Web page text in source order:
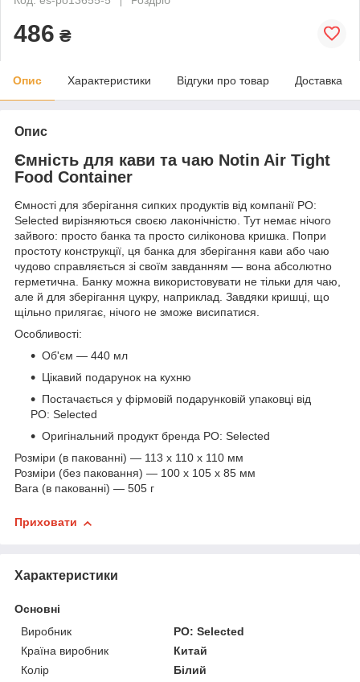
486 ₴
Опис Характеристики Відгуки про товар Доставка
Опис
Ємність для кави та чаю Notin Air Tight
Food Container
Ємності для зберігання сипких продуктів від компанії PO:
Selected вирізняються своєю лаконічністю. Тут немає нічого
зайвого: просто банка та просто силіконова кришка. Попри
простоту конструкції, ця банка для зберігання кави або чаю
чудово справляється зі своїм завданням — вона абсолютно
герметична. Банку можна використовувати не тільки для чаю,
але й для зберігання цукру, наприклад. Завдяки кришці, що
щільно прилягає, нічого не зможе висипатися.
Особливості:
Об'єм — 440 мл
Цікавий подарунок на кухню
Постачається у фірмовій подарунковій упаковці від
PO: Selected
Оригінальний продукт бренда PO: Selected
Розміри (в пакованні) — 113 x 110 x 110 мм
Розміри (без паковання) — 100 x 105 x 85 мм
Вага (в пакованні) — 505 г
Приховати
Характеристики
Основні
Виробник
PO: Selected
Країна виробник
Китай
Колір
Білий